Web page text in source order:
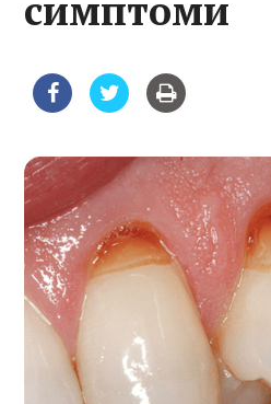
симптоми